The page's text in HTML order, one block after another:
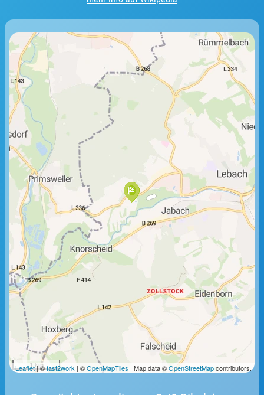
1 km
Leaflet| ©fast2work | ©OpenMapTiles | Map data ©OpenStreetMapcontributors.